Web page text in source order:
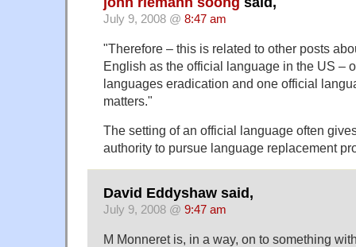
July 9, 2008 @ 8:47 am
"Therefore – this is related to other posts
English as the official language in the US –
languages eradication and one official
matters."
The setting of an official language often
authority to pursue language replacement
David Eddyshaw said,
July 9, 2008 @ 9:47 am
M Monneret is, in a way, on to something